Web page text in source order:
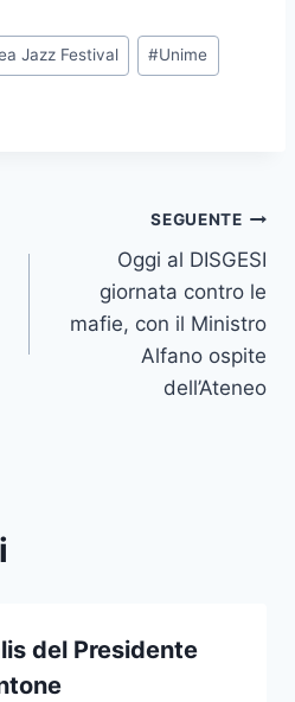
Jazz Festival #Unime
SEGUENTE
Oggi al DISGESI
giornata contro le
mafie, con il Ministro
Alfano ospite
dell’Ateneo
del Presidente